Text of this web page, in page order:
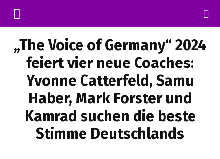
„The Voice of Germany“ 2024
feiert vier neue Coaches:
Yvonne Catterfeld, Samu
Haber, Mark Forster und
Kamrad suchen die beste
Stimme Deutschlands